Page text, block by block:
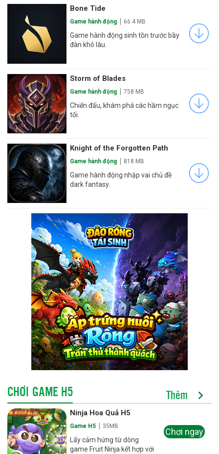
Bone Tide
Game hành động 66.4 MB
Game hành động sinh tồn trước bầy
đàn khô lâu.
Storm of Blades
Game hành động 758 MB
Chiến đấu, khám phá các hầm ngục
tối.
Knight of the Forgotten Path
Game hành động 818 MB
Game hành động nhập vai chủ đề
dark fantasy.
CHƠI GAME H5 Thêm
Ninja Hoa Quả H5
Game H5 35MB
Lấy cảm hứng từ dòng
game Fruit Ninja kết hợp với
Chơi ngay